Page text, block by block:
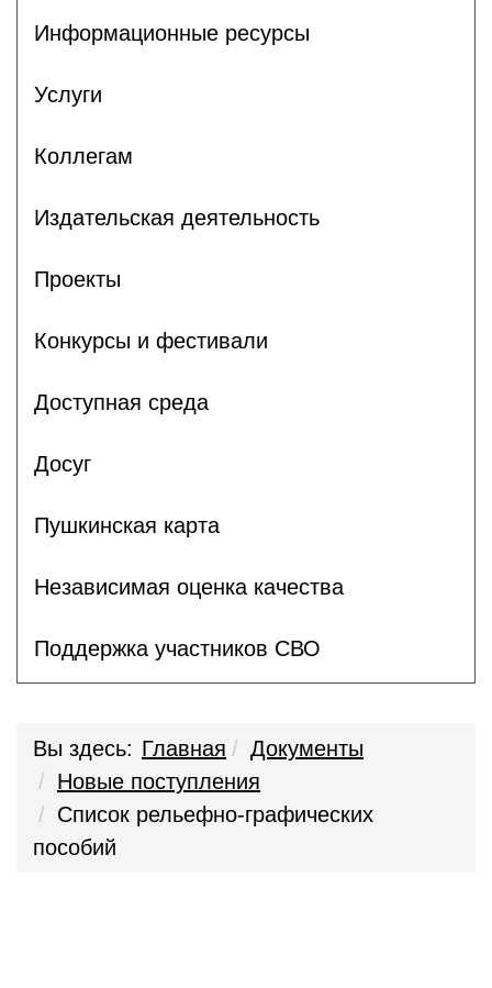
Информационные ресурсы
Услуги
Коллегам
Издательская деятельность
Проекты
Конкурсы и фестивали
Доступная среда
Досуг
Пушкинская карта
Независимая оценка качества
Поддержка участников СВО
Вы здесь: Главная
Документы
Новые поступления
Список рельефно-графических
пособий